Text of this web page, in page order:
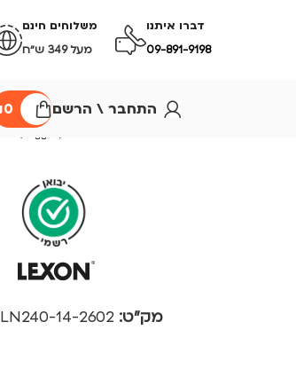
דברו איתנו
09-891-9198
משלוחים חינם
מעל 349 ש״ח
התחבר \ הרשם 0
מק"ט: 2602-LN240-14